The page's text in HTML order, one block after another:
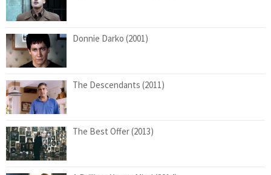
Donnie Darko (2001)
The Descendants (2011)
The Best Offer (2013)